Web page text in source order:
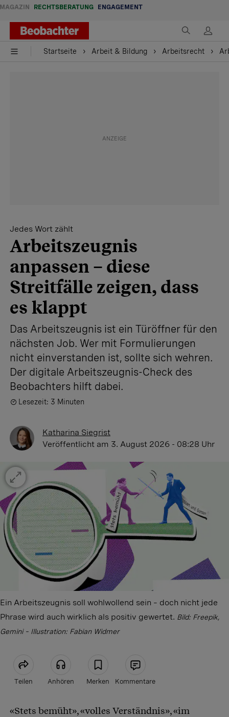
MAGAZIN RECHTSBERATUNG ENGAGEMENT
Startseite Arbeit & Bildung Arbeitsrecht
Jedes Wort zählt
Arbeitszeugnis
anpassen – diese
Streitfälle zeigen, dass
es klappt
Das Arbeitszeugnis ist ein Türöffner für den
nächsten Job. Wer mit Formulierungen
nicht einverstanden ist, sollte sich wehren.
Der digitale Arbeitszeugnis-Check des
Beobachters hilft dabei.
Lesezeit: 3 Minuten
Katharina Siegrist
Veröffentlicht am 3. August 2026 - 08:28 Uhr
Ein Arbeitszeugnis soll wohlwollend sein – doch nicht jede
Phrase wird auch wirklich als positiv gewertet. Bild: Freepik,
Gemini – Illustration: Fabian Widmer
Teilen Anhören Merken Kommentare
Artikel teilen
«Stets bemüht», «volles Verständnis», «im